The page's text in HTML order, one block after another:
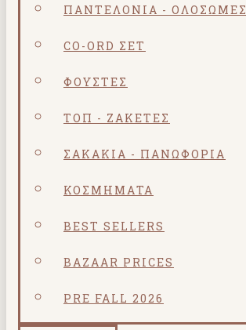
ΠΑΝΤΕΛΌΝΙΑ - ΟΛΌΣΩΜΕΣ
CO-ORD ΣΕΤ
ΦΟΎΣΤΕΣ
ΤΟΠ - ΖΑΚΈΤΕΣ
ΣΑΚΆΚΙΑ - ΠΑΝΩΦΌΡΙΑ
ΚΟΣΜΗΜΑΤΑ
BEST SELLERS
BAZAAR PRICES
PRE FALL 2026